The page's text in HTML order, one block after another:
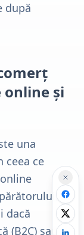
după
online și
una
ceea ce
dacă
(B2C) sau